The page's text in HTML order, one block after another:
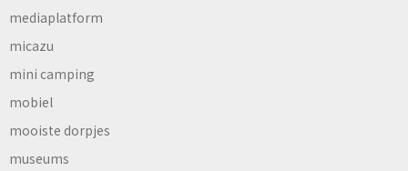
mediaplatform
micazu
mini camping
mobiel
mooiste dorpjes
museums